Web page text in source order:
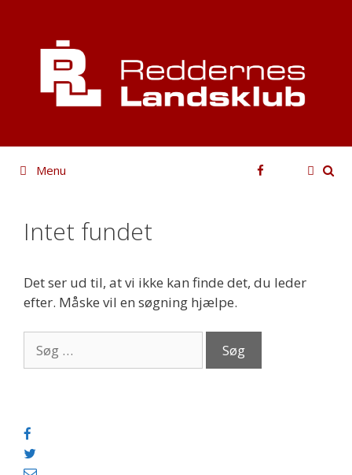
indhold
Facebook
Menu
Intet fundet
Det ser ud til, at vi ikke kan finde det, du leder
efter. Måske vil en søgning hjælpe.
efter: